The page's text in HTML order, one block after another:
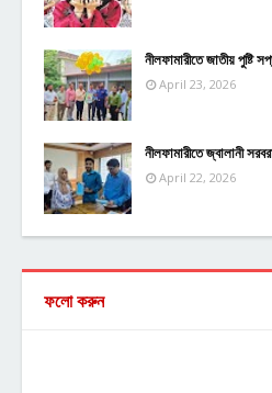
নীলফামারীতে জাতীয় পুষ্টি
April 23, 2026
নীলফামারীতে জ্বালানী
April 22, 2026
ফলো করুন